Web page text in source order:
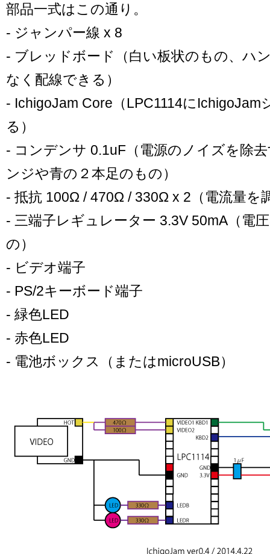
部品一式はこの通り。
- ジャンパー線 x 8
- ブレッドボード（白い板状のもの、ハ
なく配線できる）
- IchigoJam Core（LPC1114にIchigoJam
る）
- コンデンサ 0.1uF（電源のノイズを除
ンジや青の２本足のもの）
- 抵抗 100Ω / 470Ω / 330Ω x 2（電流量を
- 三端子レギュレーター 3.3V 50mA（電
の）
- ビデオ端子
- PS/2キーボード端子
- 緑色LED
- 赤色LED
- 電池ボックス（またはmicroUSB）